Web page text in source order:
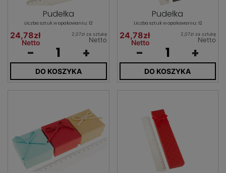
Pudełka
Liczba sztuk w opakowaniu: 12
24,78zł
Netto
2,07zł za sztukę
Netto
- +
DO KOSZYKA
Pudełka
Liczba sztuk w opakowaniu: 12
24,78zł
Netto
2,07zł za sztukę
Netto
- +
DO KOSZYKA